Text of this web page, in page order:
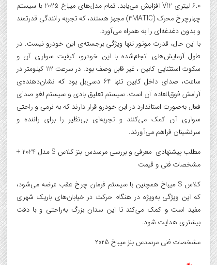
6.0 لیتری V12 افزایش می‌یابد. تمام مدل‌های میباخ 2025 با سیستم
چهارچرخ محرک (4MATIC) مجهز هستند، که تجربه رانندگی قدرتمند
و بدون دغدغه‌ای را به همراه می‌آورد.
با این حال، قدرت موتور تنها ویژگی برجسته‌ی این خودرو نیست. در
طول آزمایش‌های انجام‌شده با این خودرو، کیفیت سواری آن و
سکوت استثنایی کابین ، غیر قابل وصف بود. در سرعت 112 کیلومتر در
ساعت، صدای داخل کابین تنها 64 دسی‌بل بود که نشان‌دهنده‌ی
آرامش فوق‌العاده آن است. سیستم تعلیق بادی و سیستم لغو صدای
فعال به‌صورت استاندارد در این خودرو قرار دارند که به نرمی و راحتی
سواری آن کمک می‌کنند و تجربه‌ای بی‌نظیر را برای راننده و
سرنشینان فراهم می‌آورند.
مطلب پیشنهادی معرفی و بررسی مرسدس بنز کلاس S مدل 2024 +
مشخصات فنی و قیمت
کلاس S میباخ همچنین با سیستم فرمان چرخ عقب عرضه می‌شود،
که این ویژگی به‌ویژه در هنگام حرکت در خیابان‌های باریک شهری
مفید است و کمک می‌کند تا این سدان بزرگ به‌راحتی و با دقت
بیشتری هدایت شود.
مشخصات فنی مرسدس بنز میباخ 2025